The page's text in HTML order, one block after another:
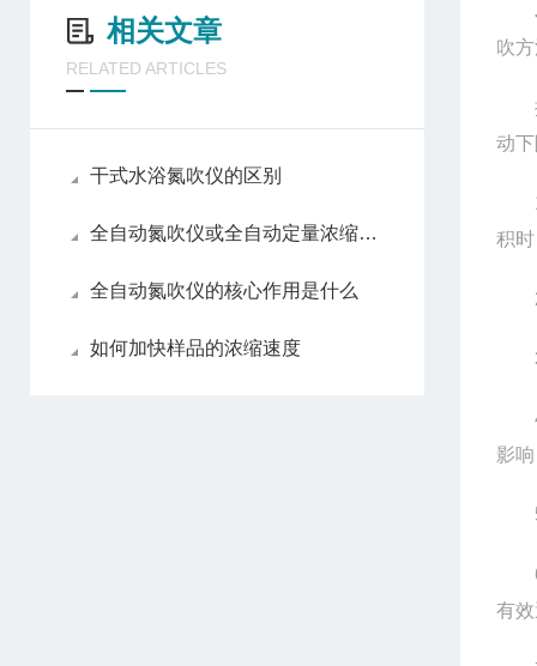
相关文章
RELATED ARTICLES
干式水浴氮吹仪的区别
全自动氮吹仪或全自动定量浓缩仪如何做选择
全自动氮吹仪的核心作用是什么
如何加快样品的浓缩速度
吹
操
动
1
积
2
3
4
影响
5
6
有